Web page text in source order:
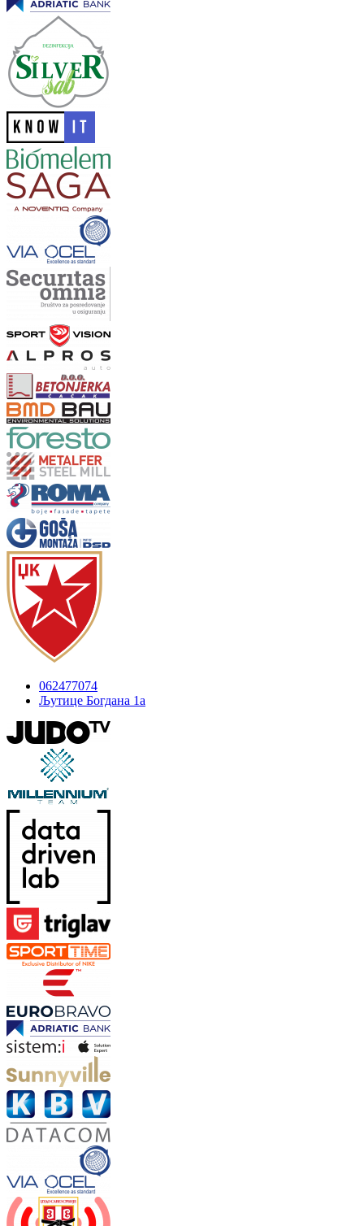
062477074
Љутице Богдана 1а